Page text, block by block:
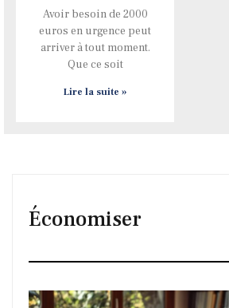
Avoir besoin de 2000
euros en urgence peut
arriver à tout moment.
Que ce soit
Lire la suite »
Économiser